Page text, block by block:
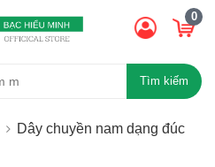
0
Tìm kiếm
Dây chuyền nam dạng đúc